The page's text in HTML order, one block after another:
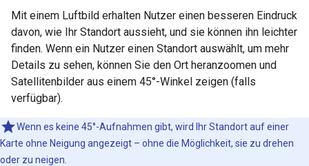
Mit einem Luftbild erhalten Nutzer einen besseren Eindruck
davon, wie Ihr Standort aussieht, und sie können ihn leichter
finden. Wenn ein Nutzer einen Standort auswählt, um mehr
Details zu sehen, können Sie den Ort heranzoomen und
Satellitenbilder aus einem 45°-Winkel zeigen (falls
verfügbar).
Wenn es keine 45°-Aufnahmen gibt, wird Ihr Standort auf einer
Karte ohne Neigung angezeigt – ohne die Möglichkeit, sie zu drehen
oder zu neigen.